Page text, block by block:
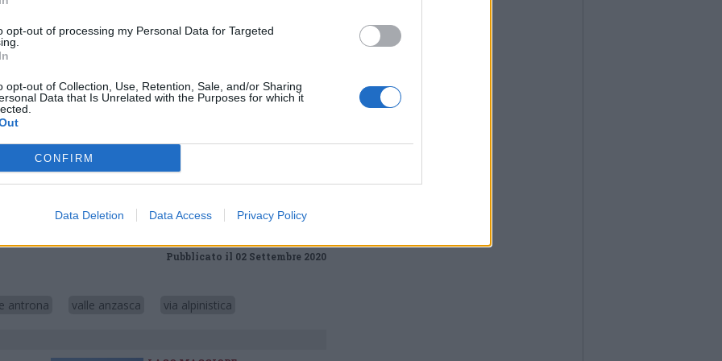
opt-out of processing my Personal Data for Targeted
opt-out of Collection, Use, Retention, Sale, and/or Sharing
Data that Is Unrelated with the Purposes for which it
CONFIRM
Data Deletion Data Access Privacy Policy
realizzate stufe e stoviglie. Il toponimo
da Riccardo Gerla, alpinista
esplorò a lungo questi monti.
montagna vi è una via tracciata il 7
e Gigi Vitali.
diagosto
Pubblicato il 02 Settembre 2020
antrona valle anzasca via alpinistica